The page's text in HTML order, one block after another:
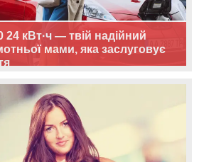
24 кВт·ч — твій надійний
мами, яка заслуговує